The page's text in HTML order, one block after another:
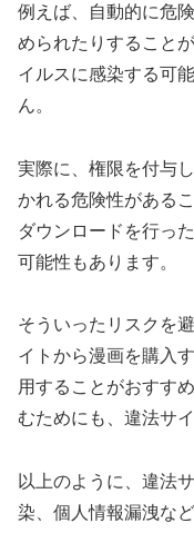
例えば、自動的に危
められたりすること
イルスに感染する可
ん。
実際に、権限を付与
かれる危険性がある
ダウンロードを行っ
可能性もあります。
そういったリスクを
イトから漫画を購入
用することがおすす
むためにも、違法サ
以上のように、違法
染、個人情報漏洩な